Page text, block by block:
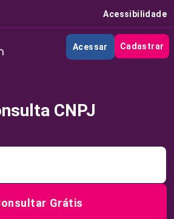
Acessibilidade
Acessar Cadastrar
CNPJ
Grátis